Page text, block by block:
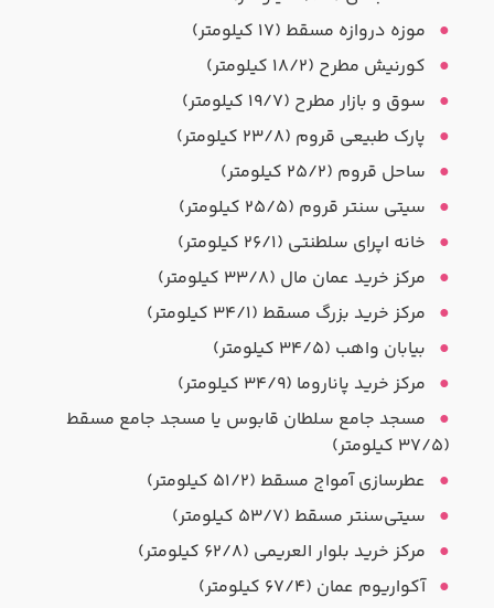
موزه دروازه مسقط (۱۷ کیلومتر)
کورنیش مطرح (۱۸/۲ کیلومتر)
سوق و بازار مطرح (۱۹/۷ کیلومتر)
پارک طبیعی قروم (۲۳/۸ کیلومتر)
ساحل قروم (۲۵/۲ کیلومتر)
سیتی سنتر قروم (۲۵/۵ کیلومتر)
خانه اپرای سلطنتی (۲۶/۱ کیلومتر)
مرکز خرید عمان مال (۳۳/۸ کیلومتر)
مرکز خرید بزرگ مسقط (۳۴/۱ کیلومتر)
بیابان واهب (۳۴/۵ کیلومتر)
مرکز خرید پاناروما (۳۴/۹ کیلومتر)
مسجد جامع سلطان قابوس یا مسجد جامع مسقط
(۳۷/۵ کیلومتر)
عطرسازی آمواج مسقط (۵۱/۲ کیلومتر)
سیتی‌سنتر مسقط (۵۳/۷ کیلومتر)
مرکز خرید بلوار العریمی (۶۲/۸ کیلومتر)
آکواریوم عمان (۶۷/۴ کیلومتر)